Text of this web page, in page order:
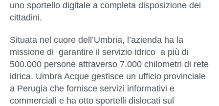
uno sportello digitale a completa disposizione dei
cittadini.
Situata nel cuore dell’Umbria, l’azienda ha la
missione di garantire il servizio idrico a più di
500.000 persone attraverso 7.000 chilometri di rete
idrica. Umbra Acque gestisce un ufficio provinciale
a Perugia che fornisce servizi informativi e
commerciali e ha otto sportelli dislocati sul